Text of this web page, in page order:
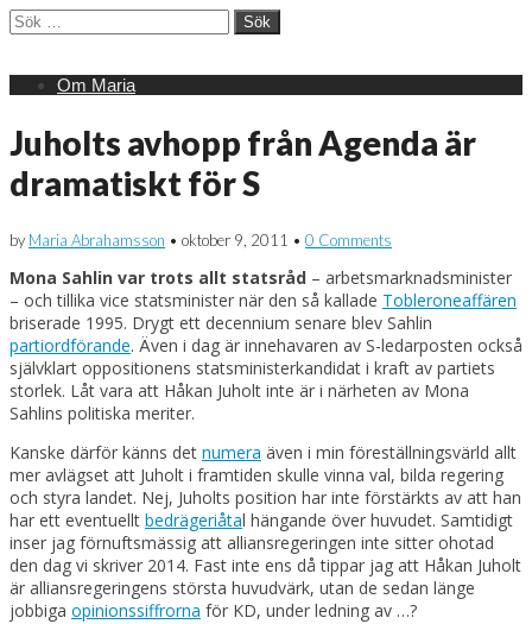
Sök
efter:
Main
Skip
Om Maria
Juholts avhopp från Agenda är
dramatiskt för S
by Maria Abrahamsson • oktober 9, 2011 • 0 Comments
Mona Sahlin var trots allt statsråd – arbetsmarknadsminister
– och tillika vice statsminister när den så kallade Tobleroneaffären
briserade 1995. Drygt ett decennium senare blev Sahlin
partiordförande. Även i dag är innehavaren av S-ledarposten också
självklart oppositionens statsministerkandidat i kraft av partiets
storlek. Låt vara att Håkan Juholt inte är i närheten av Mona
Sahlins politiska meriter.
Kanske därför känns det numera även i min föreställningsvärld allt
mer avlägset att Juholt i framtiden skulle vinna val, bilda regering
och styra landet. Nej, Juholts position har inte förstärkts av att han
har ett eventuellt bedrägeriåtal hängande över huvudet. Samtidigt
inser jag förnuftsmässig att alliansregeringen inte sitter ohotad
den dag vi skriver 2014. Fast inte ens då tippar jag att Håkan Juholt
är alliansregeringens största huvudvärk, utan de sedan länge
jobbiga opinionssiffrorna för KD, under ledning av …?